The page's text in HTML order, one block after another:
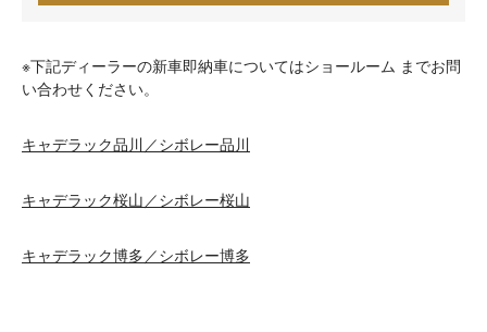
※下記ディーラーの新車即納車についてはショールーム までお問
い合わせください。
キャデラック品川／シボレー品川
キャデラック桜山／シボレー桜山
キャデラック博多／シボレー博多